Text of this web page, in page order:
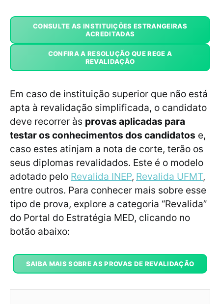
CONSULTE AS INSTITUIÇÕES ESTRANGEIRAS
ACREDITADAS
CONFIRA A RESOLUÇÃO QUE REGE A
REVALIDAÇÃO
Em caso de instituição superior que não está
apta à revalidação simplificada, o candidato
deve recorrer às provas aplicadas para
testar os conhecimentos dos candidatos e,
caso estes atinjam a nota de corte, terão os
seus diplomas revalidados. Este é o modelo
adotado pelo Revalida INEP, Revalida UFMT,
entre outros. Para conhecer mais sobre esse
tipo de prova, explore a categoria “Revalida”
do Portal do Estratégia MED, clicando no
botão abaixo:
SAIBA MAIS SOBRE AS PROVAS DE REVALIDAÇÃO